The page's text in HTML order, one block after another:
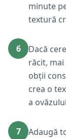
minute
textură
6
Dacă
răcit,
obții
crea o
a
7
Adaugă